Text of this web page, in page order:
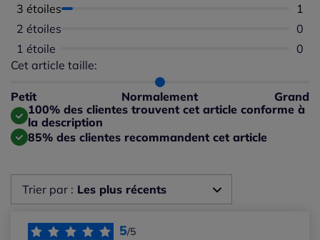
3 étoiles
1
2 étoiles
0
1 étoile
0
Cet article taille:
Petit Normalement Grand
Répartition du taillant selon les avis clients
Taille normalement : 100%
Taille grand : 0%
100% des clientes trouvent cet article conforme à
la description
85% des clientes recommandent cet article
Trier par : Les plus récents
Les plus récents 5/5